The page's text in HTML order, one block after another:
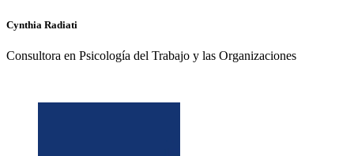
Cynthia Radiati
Consultora en Psicología del Trabajo y las Organizaciones